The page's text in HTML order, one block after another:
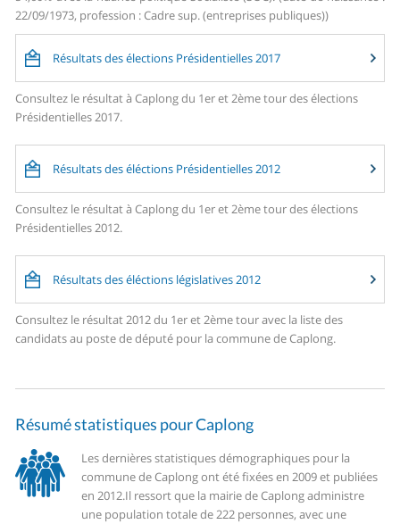
22/09/1973, profession : Cadre sup. (entreprises publiques))
Résultats des élections Présidentielles 2017
Consultez le résultat à Caplong du 1er et 2ème tour des élections
Présidentielles 2017.
Résultats des éléctions Présidentielles 2012
Consultez le résultat à Caplong du 1er et 2ème tour des élections
Présidentielles 2012.
Résultats des éléctions législatives 2012
Consultez le résultat 2012 du 1er et 2ème tour avec la liste des
candidats au poste de député pour la commune de Caplong.
Résumé statistiques pour Caplong
Les dernières statistiques démographiques pour la
commune de Caplong ont été fixées en 2009 et publiées
en 2012.Il ressort que la mairie de Caplong administre
une population totale de 222 personnes, avec une